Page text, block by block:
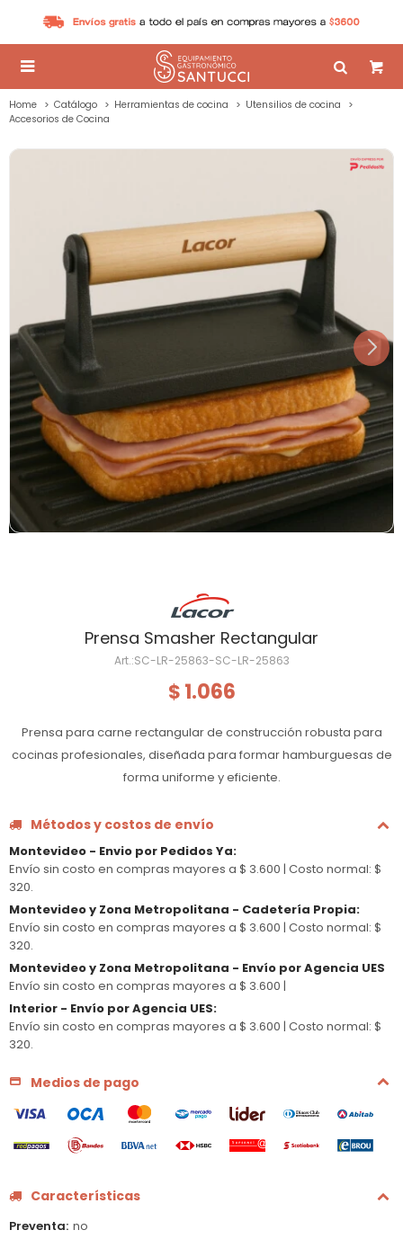

Home Catálogo Herramientas de cocina
Utensilios de cocina
Accesorios de Cocina
Prensa Smasher Rectangular
SC-LR-25863-SC-LR-25863
$ 1.066
Prensa para carne rectangular de construcción robusta para
cocinas profesionales, diseñada para formar hamburguesas de
forma uniforme y eficiente.
Métodos y costos de envío
Montevideo - Envio por Pedidos Ya:
Envío sin costo en compras mayores a $ 3.600 | Costo normal: $
320.
Montevideo y Zona Metropolitana - Cadetería Propia:
Envío sin costo en compras mayores a $ 3.600 | Costo normal: $
320.
Montevideo y Zona Metropolitana - Envío por Agencia UES
Envío sin costo en compras mayores a $ 3.600 |
Interior - Envío por Agencia UES:
Envío sin costo en compras mayores a $ 3.600 | Costo normal: $
320.
Medios de pago
Características
Preventa no